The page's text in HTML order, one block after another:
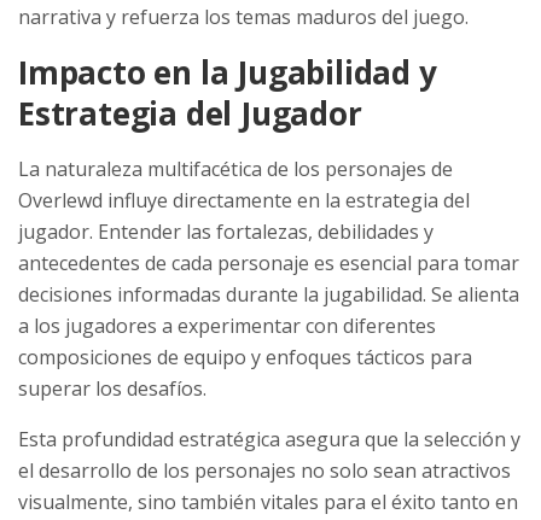
narrativa y refuerza los temas maduros del juego.
Impacto en la Jugabilidad y
Estrategia del Jugador
La naturaleza multifacética de los personajes de
Overlewd influye directamente en la estrategia del
jugador. Entender las fortalezas, debilidades y
antecedentes de cada personaje es esencial para tomar
decisiones informadas durante la jugabilidad. Se alienta
a los jugadores a experimentar con diferentes
composiciones de equipo y enfoques tácticos para
superar los desafíos.
Esta profundidad estratégica asegura que la selección y
el desarrollo de los personajes no solo sean atractivos
visualmente, sino también vitales para el éxito tanto en